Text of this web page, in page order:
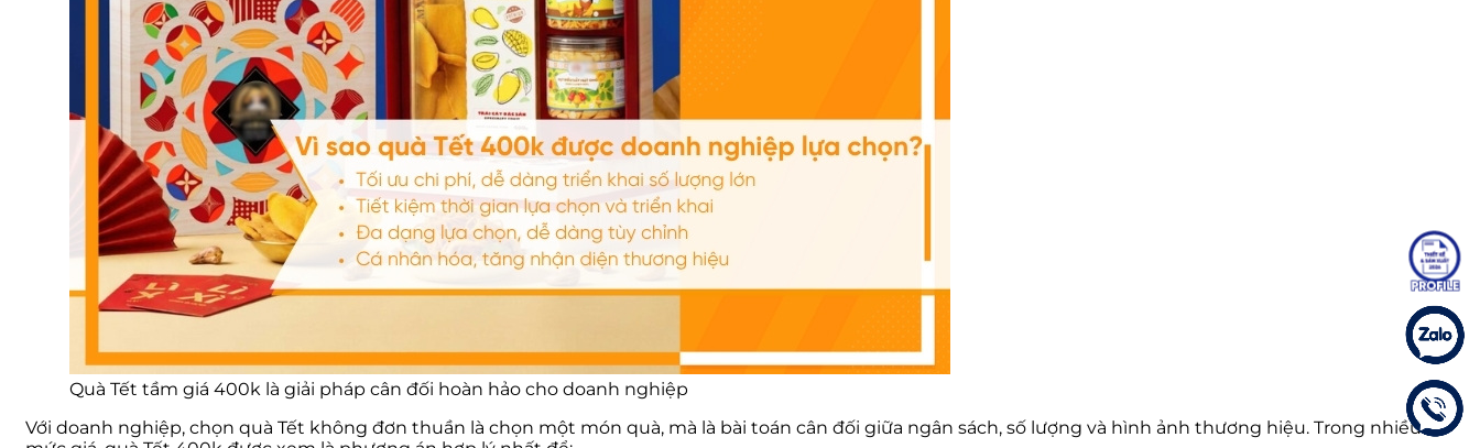
Quà Tết tầm giá 400k là giải pháp cân đối hoàn hảo cho doanh nghiệp
Với doanh nghiệp, chọn quà Tết không đơn thuần là chọn một món quà, mà là bài toán cân đối giữa ngân sách, số lượng và hình ảnh thương hiệu. Trong nhiều